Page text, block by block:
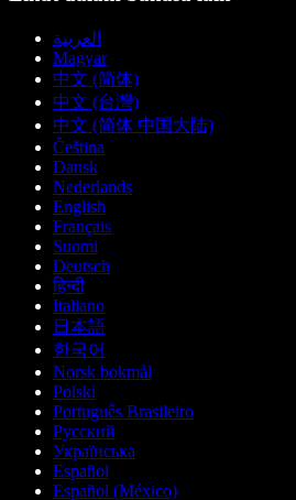
العربية
Magyar
中文 (简体)
中文 (台灣)
中文 (简体 中国大陆)
Čeština
Dansk
Nederlands
English
Français
Suomi
Deutsch
हिन्दी
Italiano
日本語
한국어
Norsk bokmål
Polski
Português Brasileiro
Русский
Українська
Español
Español (México)